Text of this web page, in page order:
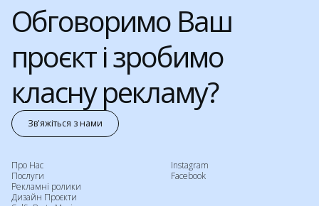
Обговоримо Ваш
проєкт і зробимо
класну рекламу?
Зв'яжіться з нами
Contact us
Про Нас
Послуги
Рекламні ролики
Дизайн Проєкти
Instagram
Facebook